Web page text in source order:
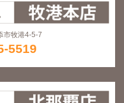
市牧港4-5-7
5519